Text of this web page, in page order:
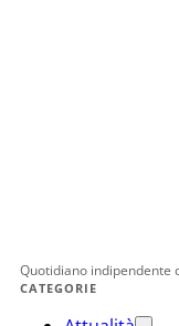
Quotidiano indipendente
CATEGORIE